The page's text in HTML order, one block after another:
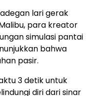
lari gerak
para kreator
simulasi pantai
bahwa
pasir.
3 detik untuk
diri dari sinar